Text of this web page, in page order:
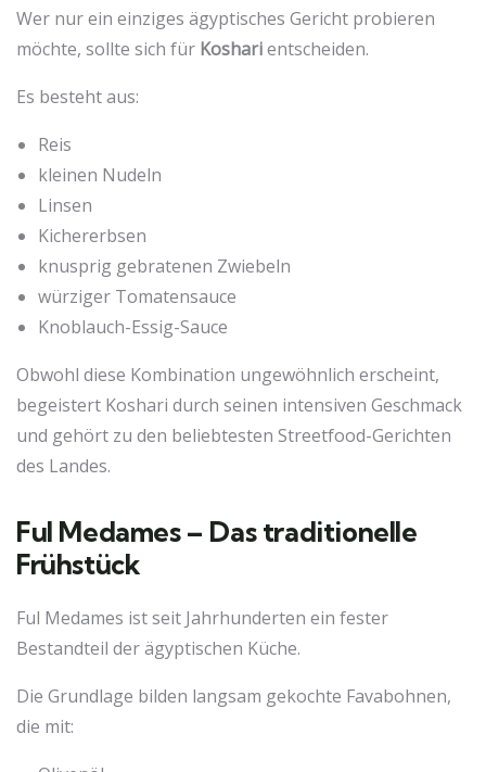
Wer nur ein einziges ägyptisches Gericht probieren
möchte, sollte sich für Kosharientscheiden.
Es besteht aus:
Reis
kleinen Nudeln
Linsen
Kichererbsen
knusprig gebratenen Zwiebeln
würziger Tomatensauce
Knoblauch-Essig-Sauce
Obwohl diese Kombination ungewöhnlich erscheint,
begeistert Koshari durch seinen intensiven Geschmack
und gehört zu den beliebtesten Streetfood-Gerichten
des Landes.
Ful Medames – Das traditionelle
Frühstück
Ful Medames ist seit Jahrhunderten ein fester
Bestandteil der ägyptischen Küche.
Die Grundlage bilden langsam gekochte Favabohnen,
die mit: